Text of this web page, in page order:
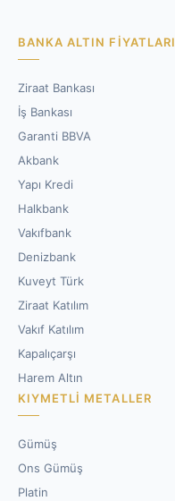
BANKA ALTIN FIYATLARI
Ziraat Bankası
İş Bankası
Garanti BBVA
Akbank
Yapı Kredi
Halkbank
Vakıfbank
Denizbank
Kuveyt Türk
Ziraat Katılım
Vakıf Katılım
Kapalıçarşı
Harem Altın
KIYMETLI METALLER
Gümüş
Ons Gümüş
Platin